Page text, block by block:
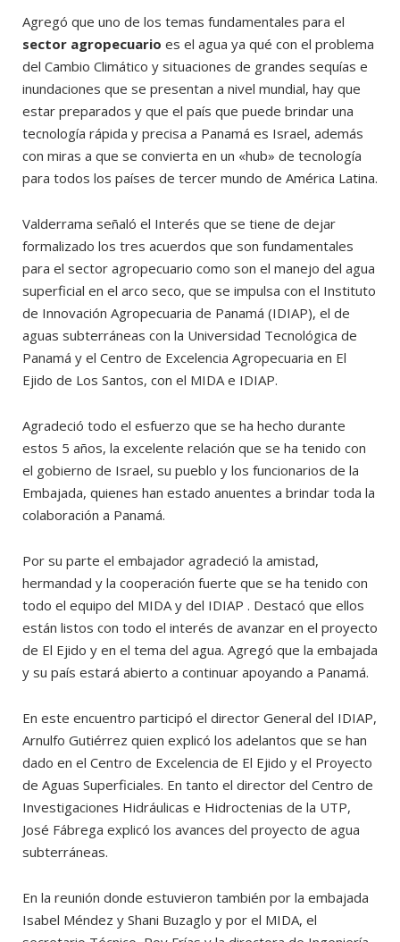
Agregó que uno de los temas fundamentales para el
sector agropecuario es el agua ya qué con el problema
del Cambio Climático y situaciones de grandes sequías e
inundaciones que se presentan a nivel mundial, hay que
estar preparados y que el país que puede brindar una
tecnología rápida y precisa a Panamá es Israel, además
con miras a que se convierta en un «hub» de tecnología
para todos los países de tercer mundo de América Latina.
Valderrama señaló el Interés que se tiene de dejar
formalizado los tres acuerdos que son fundamentales
para el sector agropecuario como son el manejo del agua
superficial en el arco seco, que se impulsa con el Instituto
de Innovación Agropecuaria de Panamá (IDIAP), el de
aguas subterráneas con la Universidad Tecnológica de
Panamá y el Centro de Excelencia Agropecuaria en El
Ejido de Los Santos, con el MIDA e IDIAP.
Agradeció todo el esfuerzo que se ha hecho durante
estos 5 años, la excelente relación que se ha tenido con
el gobierno de Israel, su pueblo y los funcionarios de la
Embajada, quienes han estado anuentes a brindar toda la
colaboración a Panamá.
Por su parte el embajador agradeció la amistad,
hermandad y la cooperación fuerte que se ha tenido con
todo el equipo del MIDA y del IDIAP . Destacó que ellos
están listos con todo el interés de avanzar en el proyecto
de El Ejido y en el tema del agua. Agregó que la embajada
y su país estará abierto a continuar apoyando a Panamá.
En este encuentro participó el director General del IDIAP,
Arnulfo Gutiérrez quien explicó los adelantos que se han
dado en el Centro de Excelencia de El Ejido y el Proyecto
de Aguas Superficiales. En tanto el director del Centro de
Investigaciones Hidráulicas e Hidroctenias de la UTP,
José Fábrega explicó los avances del proyecto de agua
subterráneas.
En la reunión donde estuvieron también por la embajada
Isabel Méndez y Shani Buzaglo y por el MIDA, el